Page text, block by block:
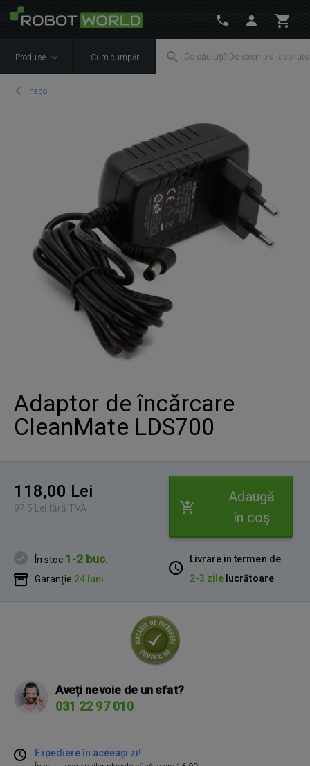
Produse Cum cumpăr
Înapoi
Adaptor de încărcare
CleanMate LDS700
118,00 Lei
97,5 Lei fără TVA
Adaugă
în coş
În stoc 1-2 buc.
Garanție 24 luni
Livrare in termen de
2-3 zile lucrătoare
Aveți nevoie de un sfat?
031 22 97 010
Expediere în aceeași zi!